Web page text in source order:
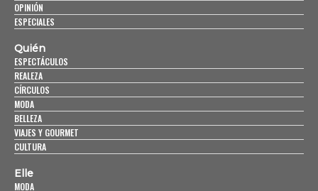
OPINIÓN
ESPECIALES
Quién
ESPECTÁCULOS
REALEZA
CÍRCULOS
MODA
BELLEZA
VIAJES Y GOURMET
CULTURA
Elle
MODA